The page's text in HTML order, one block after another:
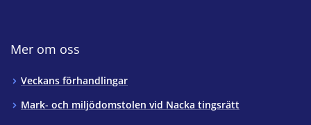
Mer om oss
Veckans förhandlingar
Mark- och miljödomstolen vid Nacka tingsrätt